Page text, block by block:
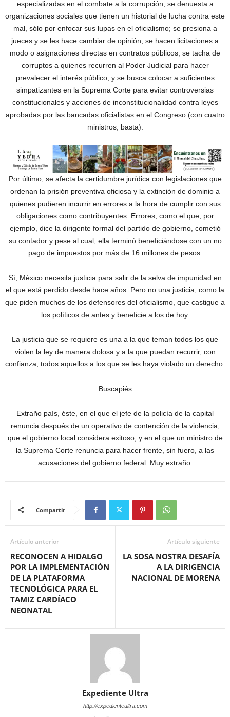
especializadas en el combate a la corrupción; se denuesta a
organizaciones sociales que tienen un historial de lucha contra este
mal, sólo por enfocar sus lupas en el oficialismo; se presiona a
jueces y se les hace cambiar de opinión; se hacen licitaciones a
modo o asignaciones directas en contratos públicos; se tacha de
corruptos a quienes recurren al Poder Judicial para hacer
prevalecer el interés público, y se busca colocar a suficientes
simpatizantes en la Suprema Corte para evitar controversias
constitucionales y acciones de inconstitucionalidad contra leyes
aprobadas por las bancadas oficialistas en el Congreso (con cuatro
ministros, basta).
Por último, se afecta la certidumbre jurídica con legislaciones que
ordenan la prisión preventiva oficiosa y la extinción de dominio a
quienes pudieren incurrir en errores a la hora de cumplir con sus
obligaciones como contribuyentes. Errores, como el que, por
ejemplo, dice la dirigente formal del partido de gobierno, cometió
su contador y pese al cual, ella terminó beneficiándose con un no
pago de impuestos por más de 16 millones de pesos.
Sí, México necesita justicia para salir de la selva de impunidad en
el que está perdido desde hace años. Pero no una justicia, como la
que piden muchos de los defensores del oficialismo, que castigue a
los políticos de antes y beneficie a los de hoy.
La justicia que se requiere es una a la que teman todos los que
violen la ley de manera dolosa y a la que puedan recurrir, con
confianza, todos aquellos a los que se les haya violado un derecho.
Buscapiés
Extraño país, éste, en el que el jefe de la policía de la capital
renuncia después de un operativo de contención de la violencia,
que el gobierno local considera exitoso, y en el que un ministro de
la Suprema Corte renuncia para hacer frente, sin fuero, a las
acusaciones del gobierno federal. Muy extraño.
Compartir
Artículo anterior
RECONOCEN A HIDALGO
POR LA IMPLEMENTACIÓN
DE LA PLATAFORMA
TECNOLÓGICA PARA EL
TAMIZ CARDÍACO
NEONATAL
Artículo siguiente
LA SOSA NOSTRA DESAFÍA
A LA DIRIGENCIA
NACIONAL DE MORENA
Expediente Ultra
http://expedienteultra.com